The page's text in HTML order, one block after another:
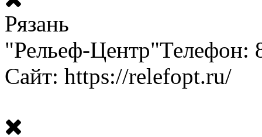
Рязань
"Рельеф-Центр"Телефон:
Сайт: https://relefopt.ru/